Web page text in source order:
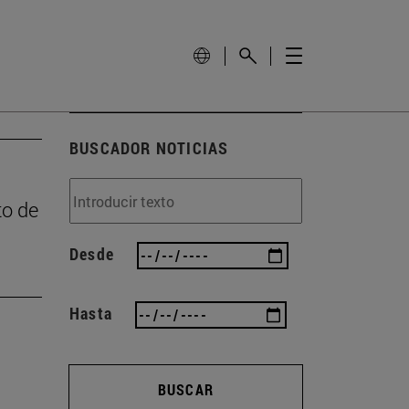
de
BUSCADOR NOTICIAS
Desde
Hasta
BUSCAR